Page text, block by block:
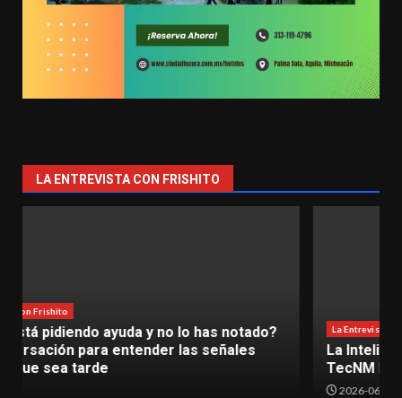
LA ENTREVISTA CON FRISHITO
La Entrevista con Frishito
La Inteligencia Artificial ya es una realidad en el
TecNM Lázaro Cárdenas